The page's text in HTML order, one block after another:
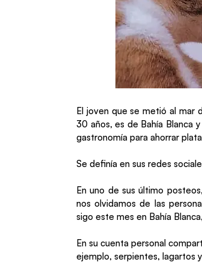
El joven que se metió al mar
30 años, es de Bahía Blanca
gastronomía para ahorrar
Se definía en sus redes
En uno de sus último
nos olvidamos de las
sigo este mes en Bahía
En su cuenta personal
ejemplo, serpientes, lagartos